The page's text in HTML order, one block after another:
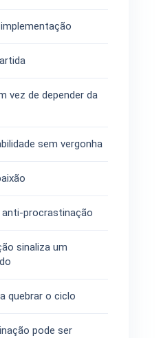
vez de depender da
sem vergonha
procrastinação
sinaliza um
quebrar o ciclo
pode ser